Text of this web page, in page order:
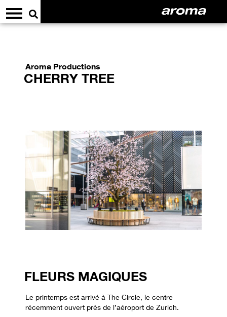
Aroma Productions
CHERRY TREE
FLEURS MAGIQUES
Le printemps est arrivé à The Circle, le centre
récemment ouvert près de l’aéroport de Zurich.